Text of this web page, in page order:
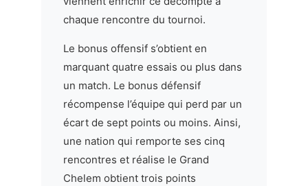
chaque rencontre du tournoi.
Le bonus offensif s’obtient en
marquant quatre essais ou plus dans
un match. Le bonus défensif
récompense l’équipe qui perd par un
écart de sept points ou moins. Ainsi,
une nation qui remporte ses cinq
rencontres et réalise le Grand
Chelem obtient trois points